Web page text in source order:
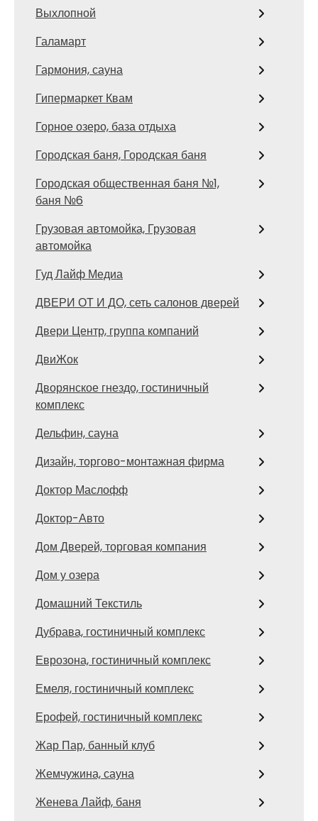
Выхлопной
Галамарт
Гармония, сауна
Гипермаркет Квам
Горное озеро, база отдыха
Городская баня, Городская баня
Городская общественная баня №1,
баня №6
Грузовая автомойка, Грузовая
автомойка
Гуд Лайф Медиа
ДВЕРИ ОТ И ДО, сеть салонов дверей
Двери Центр, группа компаний
ДвиЖок
Дворянское гнездо, гостиничный
комплекс
Дельфин, сауна
Дизайн, торгово-монтажная фирма
Доктор Маслофф
Доктор-Авто
Дом Дверей, торговая компания
Дом у озера
Домашний Текстиль
Дубрава, гостиничный комплекс
Еврозона, гостиничный комплекс
Емеля, гостиничный комплекс
Ерофей, гостиничный комплекс
Жар Пар, банный клуб
Жемчужина, сауна
Женева Лайф, баня